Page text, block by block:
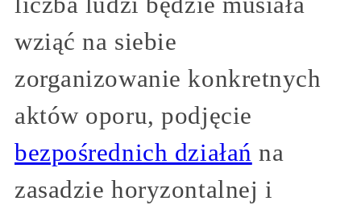
wziąć na siebie
zorganizowanie konkretnych
aktów oporu, podjęcie
bezpośrednich działań na
zasadzie horyzontalnej i